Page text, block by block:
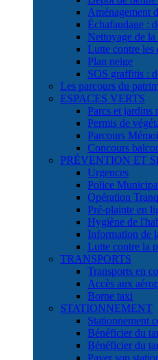
Aménagement
Échafaudage :
Nettoyage de
Lutte contre les
Plan neige
SOS graffitis :
Les parcours du
ESPACES VERTS
Parcs et jardins
Permis de
Parcours
Concours
PRÉVENTION ET
Urgences
Police
Opération
Pré-plainte en
Hygiène de
Information de
Lutte contre la
TRANSPORTS
Transports en
Accès aux
Borne taxi
STATIONNEMENT
Stationnement
Bénéficier du
Bénéficier du
Payer son